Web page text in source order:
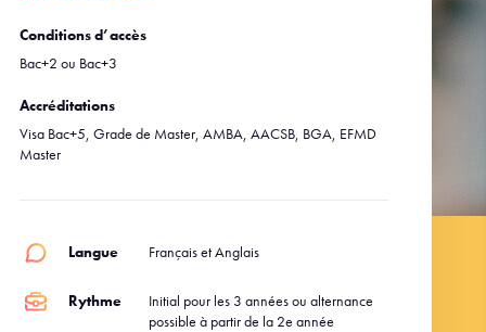
Conditions d’accès
Bac+2 ou Bac+3
Accréditations
Visa Bac+5, Grade de Master, AMBA, AACSB, BGA, EFMD
Master
Langue Français et Anglais
Rythme
Initial pour les 3 années ou alternance
possible à partir de la 2e année